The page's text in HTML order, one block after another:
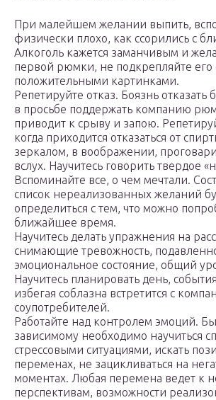
При малейшем желании выпить,
физически плохо, как ссорились с
Алкоголь кажется заманчивым и
первой рюмки, не подкрепляйте его
положительными картинками.
Репетируйте отказ. Боязнь отказать
в просьбе поддержать компанию
приводит к срыву и запою.
когда приходится отказаться от
зеркалом, в воображении,
вслух. Научитесь говорить твердое
Вспоминайте все, о чем мечтали.
список нереализованных желаний
определиться с тем, что можно
ближайшее время.
Научитесь делать упражнения на
снимающие тревожность,
эмоциональное состояние, общий
Научитесь планировать день,
избегая соблазна встретится с
соупотребителей.
Работайте над контролем эмоций.
зависимому необходимо научиться
стрессовыми ситуациями, искать
переменах, не зацикливаться на
моментах. Любая перемена ведет к
перспективам, возможности